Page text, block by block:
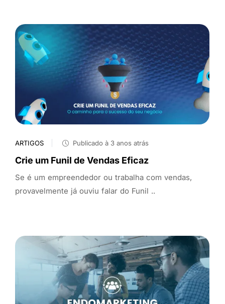
ARTIGOS Publicado à 3 anos atrás
Crie um Funil de Vendas Eficaz
Se é um empreendedor ou trabalha com vendas,
provavelmente já ouviu falar do Funil ..